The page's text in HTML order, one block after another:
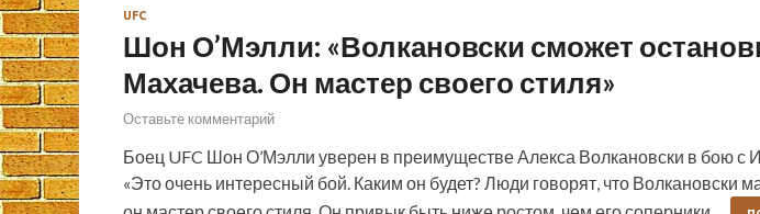
UFC
Шон О’Мэлли: «Волкановски сможет
Махачева. Он мастер своего стиля»
Оставьте комментарий
Боец UFC Шон О’Мэлли уверен в преимуществе Алекса Волкановски в бою
«Это очень интересный бой. Каким он будет? Люди говорят, что Волкановски